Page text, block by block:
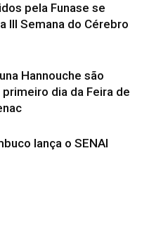
pela Funase se
III Semana do Cérebro
Hannouche são
dia da Feira de
lança o SENAI